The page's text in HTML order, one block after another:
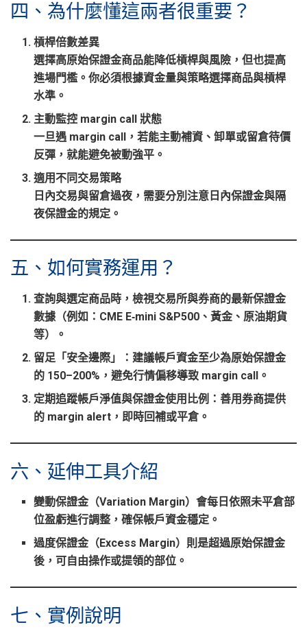
四、為什麼懂這兩者很重要？
槓桿倍數差異
選擇高原始保證金商品能降低槓桿與風險，但也提高
進場門檻。你必須根據資金量與策略選擇商品與槓桿
水準。
主動監控 margin call 狀態
一旦遇 margin call，若能主動補資、卸單或留倉待價
反彈，就能避免被動強平。
適用不同交易策略
日內交易與留倉過夜，需要分別注意 日內保證金與隔
夜保證金的規定。
五、如何實務運用？
查詢與選定商品時，檢視交易所與券商的最新保證金
數據 （例如：CME E‑mini S&P500、黃金、原油期貨
等）。
留足「安全邊際」
：建議帳戶資金至少為原始保證金
的 150–200%，避免行情偏移導致 margin call。
定期追蹤帳戶淨值與保證金使用比例 ：善用券商提供
的 margin alert，即時回補或平倉。
六、延伸工具介紹
變動保證金（Variation Margin）會每日依照未平倉部
位盈虧進行調整，確保帳戶資金穩定。
過度保證金（Excess Margin）則是超過原始保證金
後，可自由操作或提領的部位。
七、實例說明